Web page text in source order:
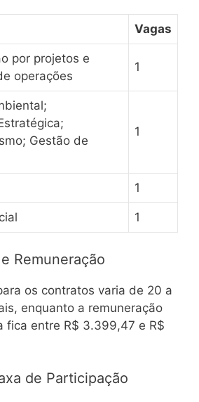
Vagas
por projetos e
operações
1
Gestão de
1
1
1
Remuneração
os contratos varia de 20 a
enquanto a remuneração
fica entre R$ 3.399,47 e R$
de Participação